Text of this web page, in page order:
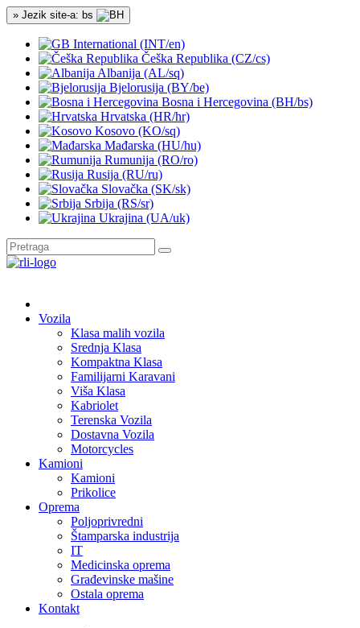
» Jezik site-a: bs
International (INT/en)
Češka Republika (CZ/cs)
Albanija (AL/sq)
Bjelorusija (BY/be)
Bosna i Hercegovina (BH/bs)
Hrvatska (HR/hr)
Kosovo (KO/sq)
Mađarska (HU/hu)
Rumunija (RO/ro)
Rusija (RU/ru)
Slovačka (SK/sk)
Srbija (RS/sr)
Ukrajina (UA/uk)
Vozila
Klasa malih vozila
Srednja Klasa
Kompaktna Klasa
Familijarni Karavani
Viša Klasa
Kabriolet
Terenska Vozila
Dostavna Vozila
Motorcycles
Kamioni
Kamioni
Prikolice
Oprema
Poljoprivredni
Štamparska industrija
IT
Medicinska oprema
Građevinske mašine
Ostala oprema
Kontakt